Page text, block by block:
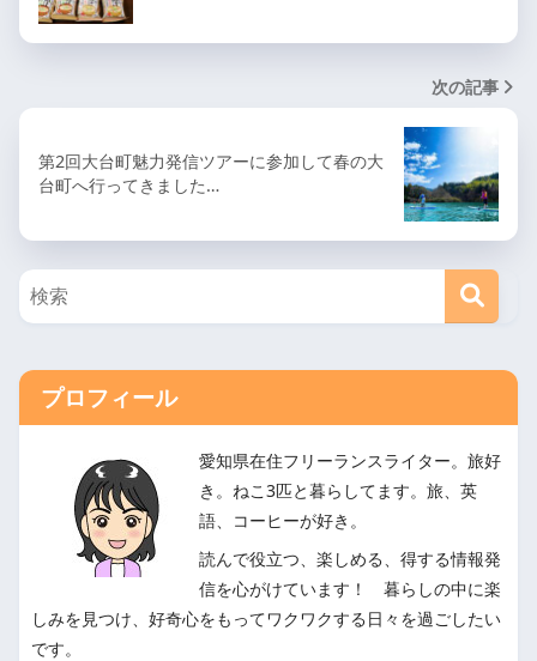
次の記事
第2回大台町魅力発信ツアーに参加して春の大
台町へ行ってきました…
プロフィール
愛知県在住フリーランスライター。旅好
き。ねこ3匹と暮らしてます。旅、英
語、コーヒーが好き。
読んで役立つ、楽しめる、得する情報発
信を心がけています！ 暮らしの中に楽
しみを見つけ、好奇心をもってワクワクする日々を過ごしたい
です。